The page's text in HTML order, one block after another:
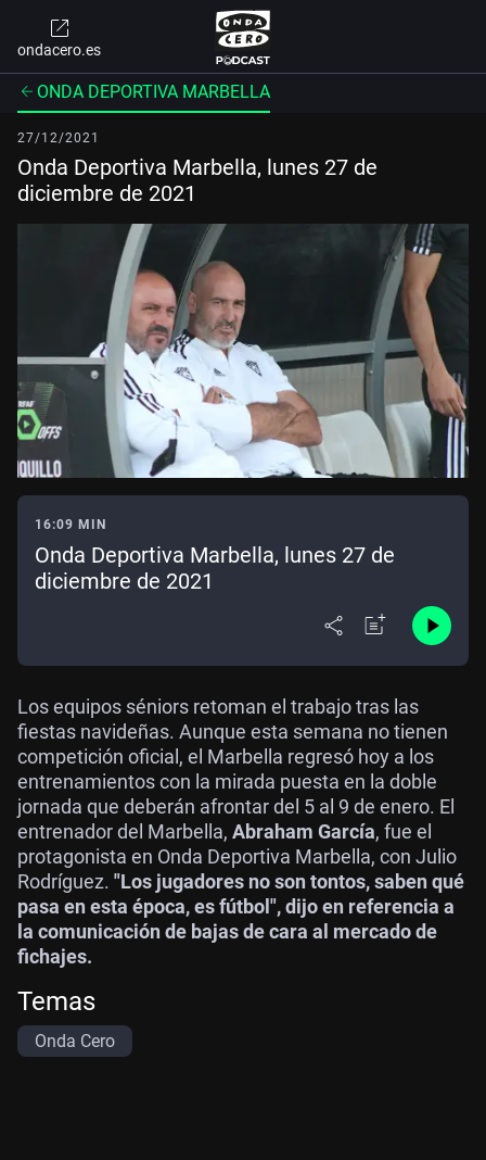
ondacero.es
ONDA DEPORTIVA MARBELLA
27/12/2021
Onda Deportiva Marbella, lunes 27 de
diciembre de 2021
16:09 MIN
Onda Deportiva Marbella, lunes 27 de
diciembre de 2021
Los equipos séniors retoman el trabajo tras las
fiestas navideñas. Aunque esta semana no tienen
competición oficial, el Marbella regresó hoy a los
entrenamientos con la mirada puesta en la doble
jornada que deberán afrontar del 5 al 9 de enero. El
entrenador del Marbella, Abraham García, fue el
protagonista en Onda Deportiva Marbella, con Julio
Rodríguez. "Los jugadores no son tontos, saben qué
pasa en esta época, es fútbol", dijo en referencia a
la comunicación de bajas de cara al mercado de
fichajes.
Temas
Onda Cero